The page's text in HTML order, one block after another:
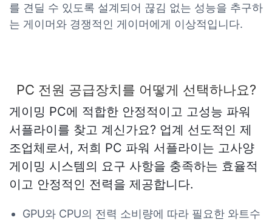
를 견딜 수 있도록 설계되어 끊김 없는 성능을 추구하
는 게이머와 경쟁적인 게이머에게 이상적입니다.
PC 전원 공급장치를 어떻게 선택하나요?
게이밍 PC에 적합한 안정적이고 고성능 파워
서플라이를 찾고 계신가요? 업계 선도적인 제
조업체로서, 저희 PC 파워 서플라이는 고사양
게이밍 시스템의 요구 사항을 충족하는 효율적
이고 안정적인 전력을 제공합니다.
GPU와 CPU의 전력 소비량에 따라 필요한 와트수